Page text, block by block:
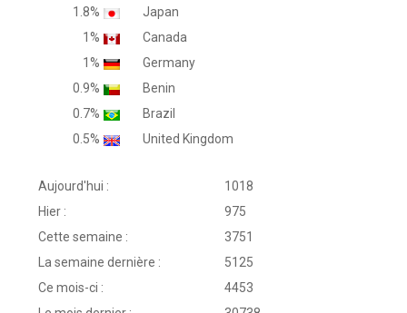
1.8%
Japan
1%
Canada
1%
Germany
0.9%
Benin
0.7%
Brazil
0.5%
United Kingdom
Aujourd'hui :
1018
Hier :
975
Cette semaine :
3751
La semaine dernière :
5125
Ce mois-ci :
4453